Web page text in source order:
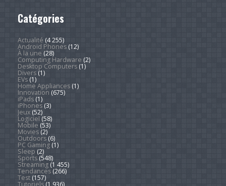
Catégories
Actualité (4 255)
Android Phones(12)
À la une (28)
Computing Hardware (2)
Desktop Computers(1)
Divers(1)
EVs(1)
Home Appliances(1)
Innovation (675)
iPads(1)
iPhones(3)
Jeux(52)
Logiciel (58)
Mobile (53)
Movies(2)
Outdoors(6)
PC Gaming(1)
Sleep (2)
Sports(548)
Streaming(1 455)
Tendances(266)
Test(157)
Tutoriels(1 936)